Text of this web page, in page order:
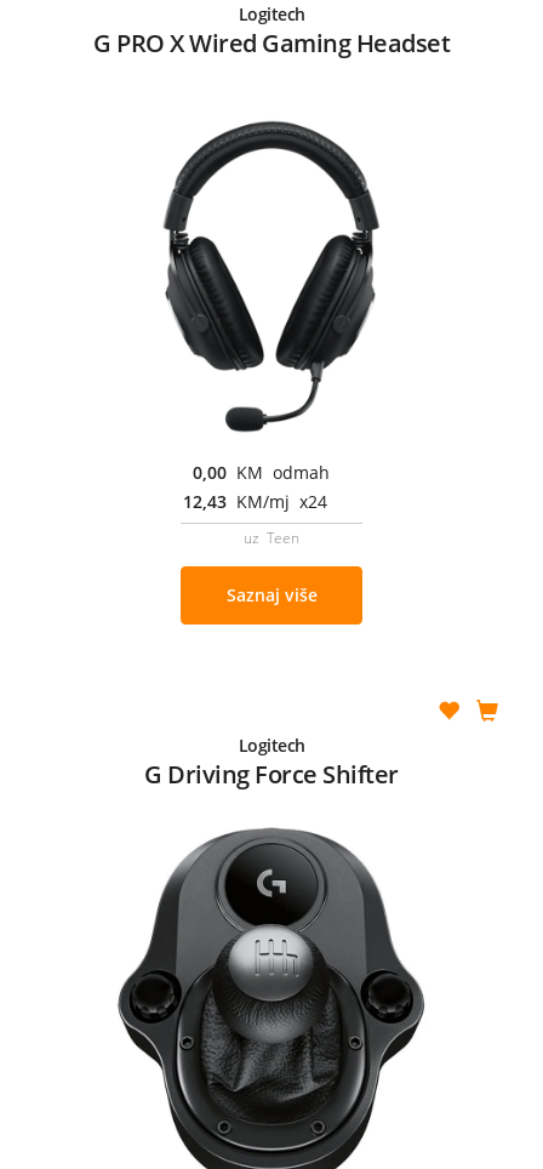
Logitech
G PRO X Wired Gaming Headset
0,00 KM odmah
12,43 KM/mj x24
uz Teen
Saznaj više
Logitech
G Driving Force Shifter